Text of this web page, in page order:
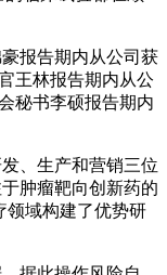
报告期内从公司获
王林报告期内从公
秘书李硕报告期内
、生产和营销三位
肿瘤靶向创新药的
领域构建了优势研